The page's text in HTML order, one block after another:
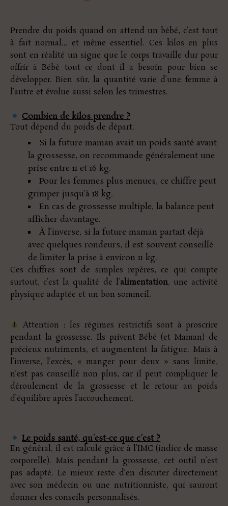
Prendre du poids quand on attend un bébé, c’est tout
à fait normal… et même essentiel. Ces kilos en plus
sont en réalité un signe que le corps travaille dur pour
offrir à Bébé tout ce dont il a besoin pour bien se
développer. Bien sûr, la quantité varie d’une femme à
l’autre et évolue aussi selon les trimestres.
Combien de kilos prendre ?
Tout dépend du poids de départ.
Si la future maman avait un poids santé avant
la grossesse, on recommande généralement une
prise entre 11 et 16 kg.
Pour les femmes plus menues, ce chiffre peut
grimper jusqu’à 18 kg.
En cas de grossesse multiple, la balance peut
afficher davantage.
À l’inverse, si la future maman partait déjà
avec quelques rondeurs, il est souvent conseillé
de limiter la prise à environ 11 kg.
Ces chiffres sont de simples repères, ce qui compte
surtout, c’est la qualité de l’alimentation, une activité
physique adaptée et un bon sommeil.
Attention : les régimes restrictifs sont à proscrire
pendant la grossesse. Ils privent Bébé (et Maman) de
précieux nutriments, et augmentent la fatigue. Mais à
l’inverse, l’excès, « manger pour deux » sans limite,
n’est pas conseillé non plus, car il peut compliquer le
déroulement de la grossesse et le retour au poids
d’équilibre après l’accouchement.
Le poids santé, qu'est-ce que c'est ?
En général, il est calculé grâce à l’IMC (indice de masse
corporelle). Mais pendant la grossesse, cet outil n’est
pas adapté. Le mieux reste d’en discuter directement
avec son médecin ou une nutritionniste, qui sauront
donner des conseils personnalisés.